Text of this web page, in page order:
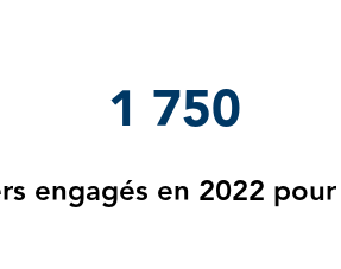
1 750
engagés en 2022